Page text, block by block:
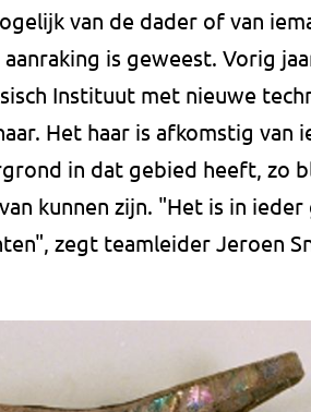
van de dader of van
is geweest. Vorig
Instituut met nieuwe
Het haar is afkomstig van
in dat gebied heeft, zo
kunnen zijn. "Het is in ieder
zegt teamleider Jeroen